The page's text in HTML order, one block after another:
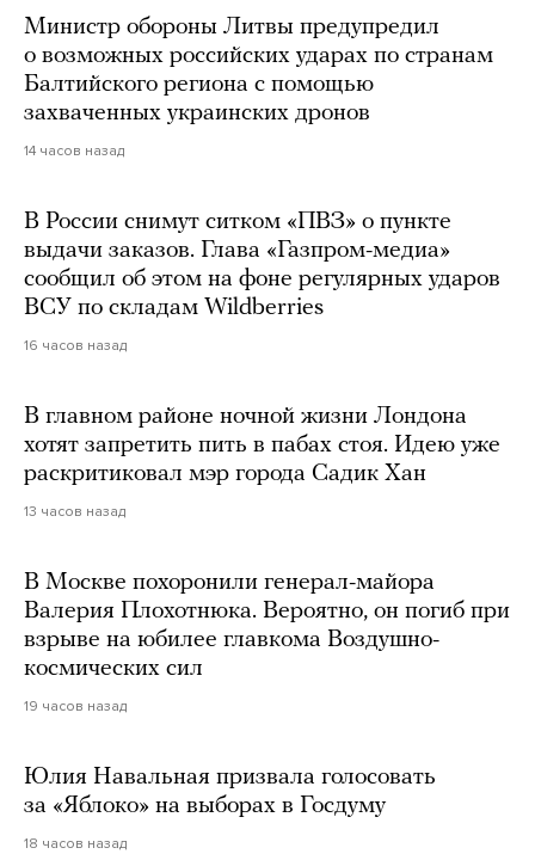
Министр обороны Литвы предупредил
о возможных российских ударах по странам
Балтийского региона с помощью
захваченных украинских дронов
14 часов назад
В России снимут ситком «ПВЗ» о пункте
выдачи заказов. Глава «Газпром-медиа»
сообщил об этом на фоне регулярных ударов
ВСУ по складам Wildberries
16 часов назад
В главном районе ночной жизни Лондона
хотят запретить пить в пабах стоя. Идею уже
раскритиковал мэр города Садик Хан
13 часов назад
В Москве похоронили генерал-майора
Валерия Плохотнюка. Вероятно, он погиб при
взрыве на юбилее главкома Воздушно-
космических сил
19 часов назад
Юлия Навальная призвала голосовать
за «Яблоко» на выборах в Госдуму
18 часов назад